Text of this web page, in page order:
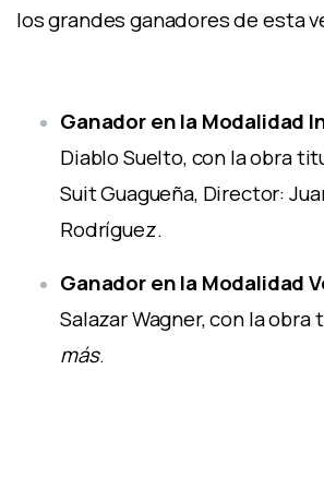
los grandes ganadores de esta
Ganador en la Modalidad
Diablo Suelto, con la obra
Suit Guagueña, Director:
Rodríguez.
Ganador en la Modalidad
Salazar Wagner, con la obra
más.